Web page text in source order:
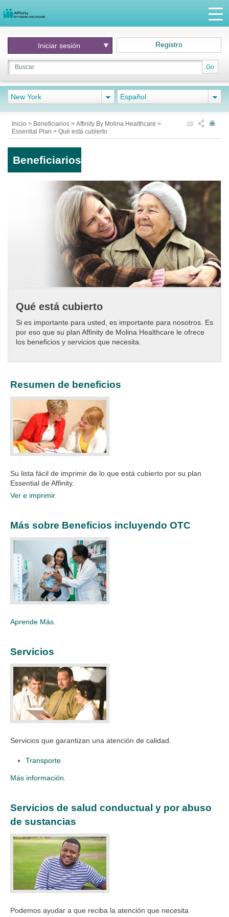
Go
Iniciar sesión Registro
New York Español
Inicio > Beneficiarios > Affinity By Molina Healthcare >
Essential Plan > Qué está cubierto
Beneficiarios
Qué está cubierto
Si es importante para usted, es importante para nosotros. Es
por eso que su plan Affinity de Molina Healthcare le ofrece
los beneficios y servicios que necesita.
Resumen de beneficios
Su lista fácil de imprimir de lo que está cubierto por su plan
Essential de Affinity.
Ver e imprimir.
Más sobre Beneficios incluyendo OTC
Aprende Más.
Servicios
Servicios que garantizan una atención de calidad.
Transporte
Más información.
Servicios de salud conductual y por abuso
de sustancias
Podemos ayudar a que reciba la atención que necesita